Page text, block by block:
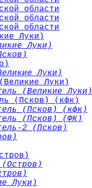
области
области
области
Луки)
Луки)
Луки)
Луки)
(Великие Луки)
(Псков) (кфк)
(Псков) (кфк)
(Псков) (ФК)
2 (Псков)
Луки)